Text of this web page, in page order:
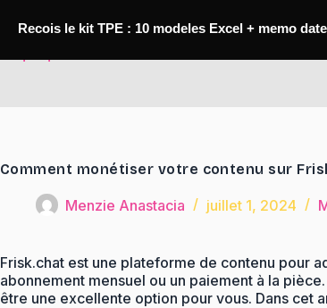
Comment monétiser votre contenu sur
Menzie Anastacia juillet 1, 2024
Frisk.chat est une plateforme de contenu pour
abonnement mensuel ou un paiement à la
être une excellente option pour vous. Dans cet
Recois le kit TPE : 10 modeles Excel + memo